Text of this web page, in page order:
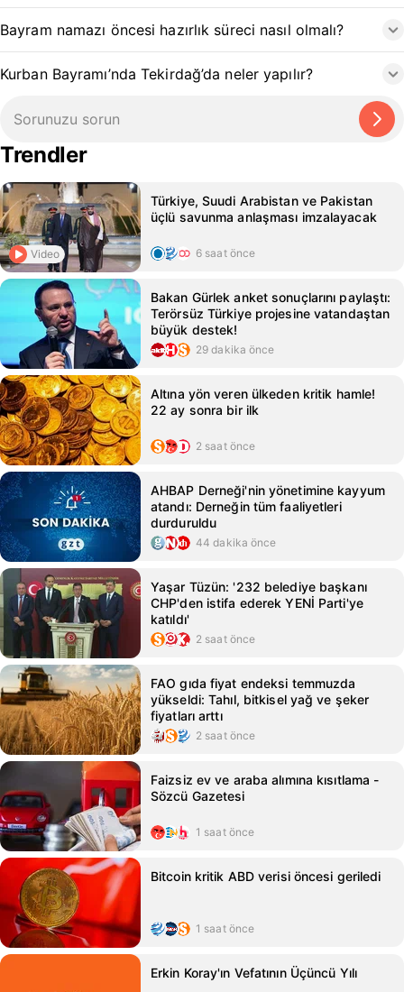
Bayram namazı öncesi hazırlık süreci nasıl olmalı?
Kurban Bayramı’nda Tekirdağ’da neler yapılır?
Trendler
Video
Türkiye, Suudi Arabistan ve Pakistan
üçlü savunma anlaşması imzalayacak
6 saat önce
Bakan Gürlek anket sonuçlarını paylaştı:
Terörsüz Türkiye projesine vatandaştan
büyük destek!
29 dakika önce
Altına yön veren ülkeden kritik hamle!
22 ay sonra bir ilk
2 saat önce
AHBAP Derneği'nin yönetimine kayyum
atandı: Derneğin tüm faaliyetleri
durduruldu
44 dakika önce
Yaşar Tüzün: '232 belediye başkanı
CHP'den istifa ederek YENİ Parti'ye
katıldı'
2 saat önce
FAO gıda fiyat endeksi temmuzda
yükseldi: Tahıl, bitkisel yağ ve şeker
fiyatları arttı
2 saat önce
Faizsiz ev ve araba alımına kısıtlama -
Sözcü Gazetesi
1 saat önce
Bitcoin kritik ABD verisi öncesi geriledi
1 saat önce
Erkin Koray'ın Vefatının Üçüncü Yılı